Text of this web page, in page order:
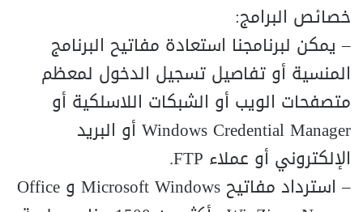
خصائص البرامج:
– يمكن لبرنامجنا استعادة مفاتيح البرنامج
المنسية أو تفاصيل تسجيل الدخول لمعظم
متصفحات الويب أو الشبكات اللاسلكية أو
Windows Credential Manager أو البريد
الإلكتروني أو عملاء FTP.
– استرداد مفاتيح Microsoft Windows و Office